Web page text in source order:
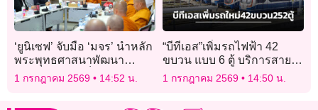
‘ยูนิเซฟ’ จับมือ ‘มจร’ นำหลัก
พระพุทธศาสนาพัฒนา
คุณภาพชีวิต ‘เด็ก-เยาวชน’
1 กรกฎาคม 2569 14:52 น.
“บีทีเอส”เพิ่มรถไฟฟ้า 42
ขบวน แบบ 6 ตู้ บริการสาย
สุขุมวิท“คูคต-เคหะ
สมุทรปราการ”รับตั๋วร่วม17-
1 กรกฎาคม 2569 14:50 น.